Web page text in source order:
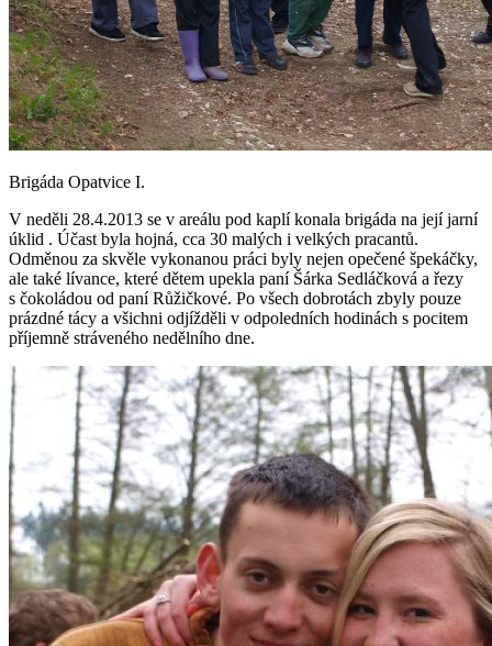
Brigáda Opatvice I.
V neděli 28.4.2013 se v areálu pod kaplí konala brigáda na její jarní
úklid . Účast byla hojná, cca 30 malých i velkých pracantů.
Odměnou za skvěle vykonanou práci byly nejen opečené špekáčky,
ale také lívance, které dětem upekla paní Šárka Sedláčková a řezy
s čokoládou od paní Růžičkové. Po všech dobrotách zbyly pouze
prázdné tácy a všichni odjížděli v odpoledních hodinách s pocitem
příjemně stráveného nedělního dne.